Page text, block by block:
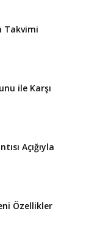
Takvimi
ile Karşı
Açığıyla
Özellikler